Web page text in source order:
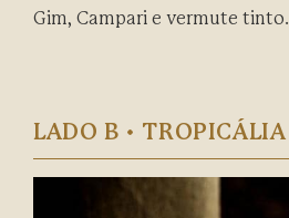
Gim, Campari e vermute tinto.
LADO B • TROPICÁLIA